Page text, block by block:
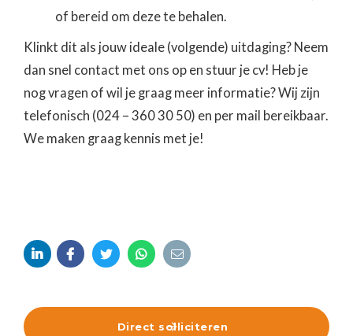
of bereid om deze te behalen.
Klinkt dit als jouw ideale (volgende) uitdaging? Neem
dan snel contact met ons op en stuur je cv! Heb je
nog vragen of wil je graag meer informatie? Wij zijn
telefonisch (024 – 360 30 50) en per mail bereikbaar.
We maken graag kennis met je!
    
Direct solliciteren
